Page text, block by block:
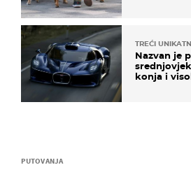
PUTOVANJA
TREĆI
Nazvan je
konja i